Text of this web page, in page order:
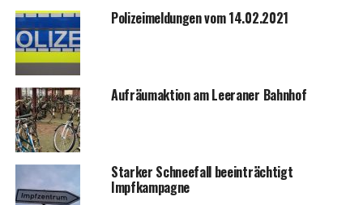
Poli­zei­mel­dun­gen vom 14.02.2021
Auf­räum­ak­ti­on am Leera­ner Bahnhof
Star­ker Schnee­fall beein­träch­tigt
Impfkampagne